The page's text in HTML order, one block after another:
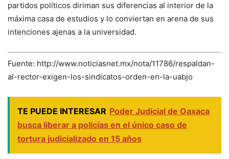
partidos políticos diriman sus diferencias al interior de la
máxima casa de estudios y lo conviertan en arena de sus
intenciones ajenas a la universidad.
Fuente: http://www.noticiasnet.mx/nota/11786/respaldan-
al-rector-exigen-los-sindicatos-orden-en-la-uabjo
TE PUEDE INTERESAR Poder Judicial de Oaxaca
busca liberar a policías en el único caso de
tortura judicializado en 15 años